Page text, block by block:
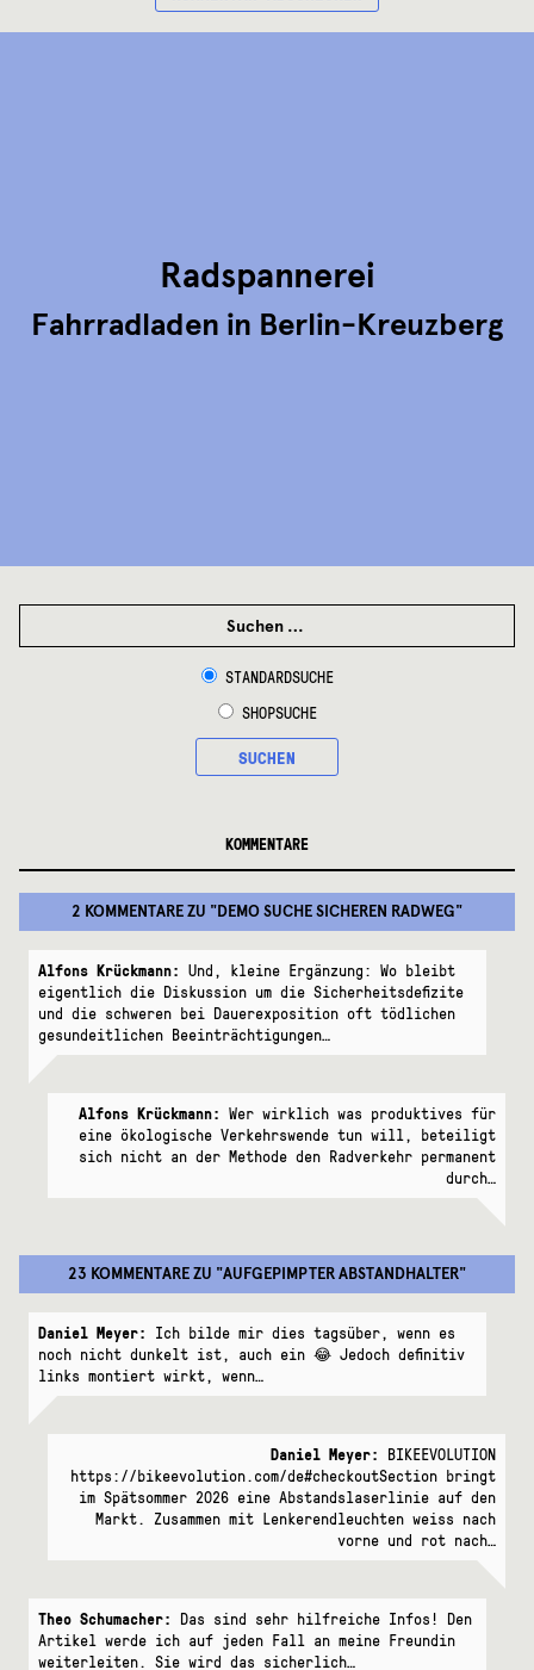
Radspannerei
Fahrradladen in Berlin-Kreuzberg
STANDARDSUCHE
SHOPSUCHE
SUCHEN
KOMMENTARE
2 KOMMENTAREZU "DEMO SUCHE SICHEREN RADWEG"
Alfons Krückmann: Und, kleine Ergänzung: Wo bleibt
eigentlich die Diskussion um die Sicherheitsdefizite
und die schweren bei Dauerexposition oft tödlichen
gesundeitlichen Beeinträchtigungen…
Alfons Krückmann: Wer wirklich was produktives für
eine ökologische Verkehrswende tun will, beteiligt
sich nicht an der Methode den Radverkehr permanent
durch…
23 KOMMENTAREZU "AUFGEPIMPTER ABSTANDHALTER"
Daniel Meyer: Ich bilde mir dies tagsüber, wenn es
noch nicht dunkelt ist, auch ein 😂 Jedoch definitiv
links montiert wirkt, wenn…
Daniel Meyer: BIKEEVOLUTION
https://bikeevolution.com/de#checkoutSection bringt
im Spätsommer 2026 eine Abstandslaserlinie auf den
Markt. Zusammen mit Lenkerendleuchten weiss nach
vorne und rot nach…
Theo Schumacher: Das sind sehr hilfreiche Infos! Den
Artikel werde ich auf jeden Fall an meine Freundin
weiterleiten. Sie wird das sicherlich…